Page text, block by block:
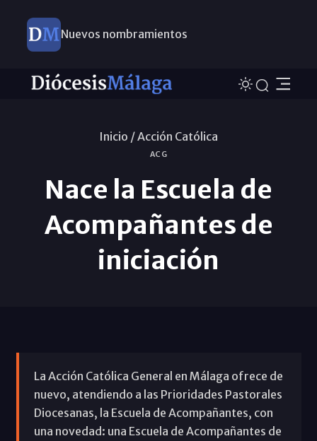
Nuevos nombramientos
Inicio /Acción Católica
ACG
Nace la Escuela de
Acompañantes de
iniciación
La Acción Católica General en Málaga ofrece de
nuevo, atendiendo a las Prioridades Pastorales
Diocesanas, la Escuela de Acompañantes, con
una novedad: una Escuela de Acompañantes de